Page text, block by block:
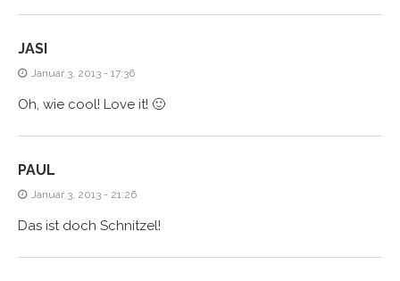
JASI
Januar 3, 2013 - 17:36
Oh, wie cool! Love it! 🙂
PAUL
Januar 3, 2013 - 21:26
Das ist doch Schnitzel!